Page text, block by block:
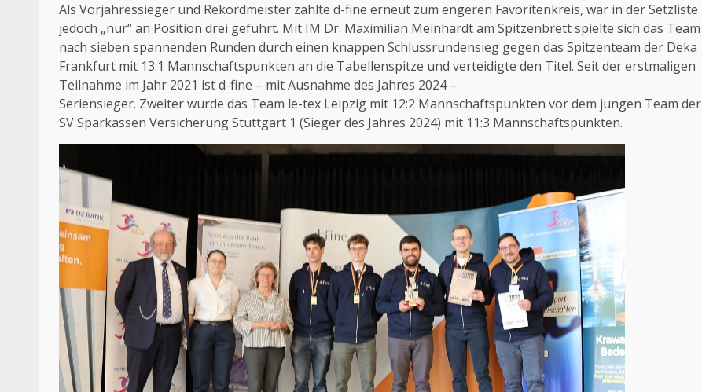
Als Vorjahressieger und Rekordmeister zählte d-fine erneut zum engeren Favoritenkreis, war in der Setzliste
jedoch „nur“ an Position drei geführt. Mit IM Dr. Maximilian Meinhardt am Spitzenbrett spielte sich das Team
nach sieben spannenden Runden durch einen knappen Schlussrundensieg gegen das Spitzenteam der Deka
Frankfurt mit 13:1 Mannschaftspunkten an die Tabellenspitze und verteidigte den Titel. Seit der erstmaligen
Teilnahme im Jahr 2021 ist d-fine – mit Ausnahme des Jahres 2024 –
Seriensieger. Zweiter wurde das Team le-tex Leipzig mit 12:2 Mannschaftspunkten vor dem jungen Team der
SV Sparkassen Versicherung Stuttgart 1 (Sieger des Jahres 2024) mit 11:3 Mannschaftspunkten.